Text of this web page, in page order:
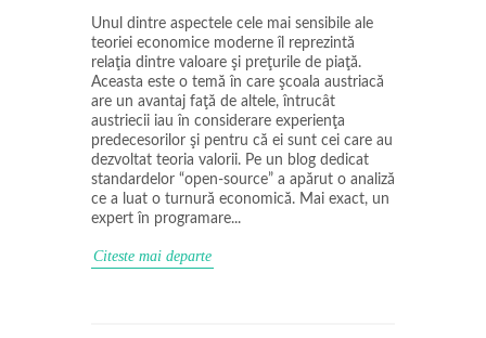
Unul dintre aspectele cele mai sensibile ale
teoriei economice moderne îl reprezintă
relaţia dintre valoare şi preţurile de piaţă.
Aceasta este o temă în care şcoala austriacă
are un avantaj faţă de altele, întrucât
austriecii iau în considerare experienţa
predecesorilor şi pentru că ei sunt cei care au
dezvoltat teoria valorii. Pe un blog dedicat
standardelor “open-source” a apărut o analiză
ce a luat o turnură economică. Mai exact, un
expert în programare...
Citeste mai departe